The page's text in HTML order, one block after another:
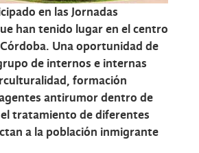
en las Jornadas
han tenido lugar en el centro
Una oportunidad de
de internos e internas
, formación
antirumor dentro de
tratamiento de diferentes
a la población inmigrante